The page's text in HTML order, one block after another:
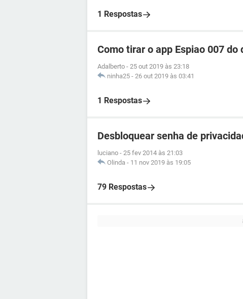
1 Respostas
Como tirar o app Espiao 007 do
Adalberto - 25 out 2019 às 23:18
ninha25 - 26 out 2019 às 03:41
1 Respostas
Desbloquear senha de
luciano - 25 fev 2014 às 21:03
Olinda - 11 nov 2019 às 19:05
79 Respostas